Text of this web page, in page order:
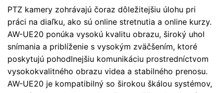
PTZ kamery zohrávajú čoraz dôležitejšiu úlohu pri
práci na diaľku, ako sú online stretnutia a online kurzy.
AW-UE20 ponúka vysokú kvalitu obrazu, široký uhol
snímania a priblíženie s vysokým zväčšením, ktoré
poskytujú pohodlnejšiu komunikáciu prostredníctvom
vysokokvalitného obrazu videa a stabilného prenosu.
AW-UE20 je kompatibilný so širokou škálou systémov,